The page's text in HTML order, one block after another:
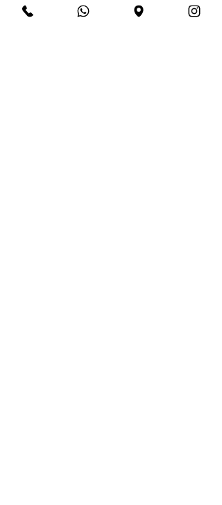
enfermedades periodontales. Por
ello hay que instruir a los niños